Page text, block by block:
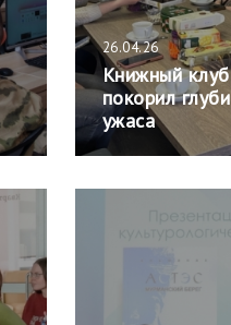
26.04.26
Книжный
покорил
ужаса